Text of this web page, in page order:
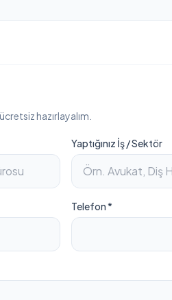
hazırlayalım.
Yaptığınız İş / Sektör
Telefon *